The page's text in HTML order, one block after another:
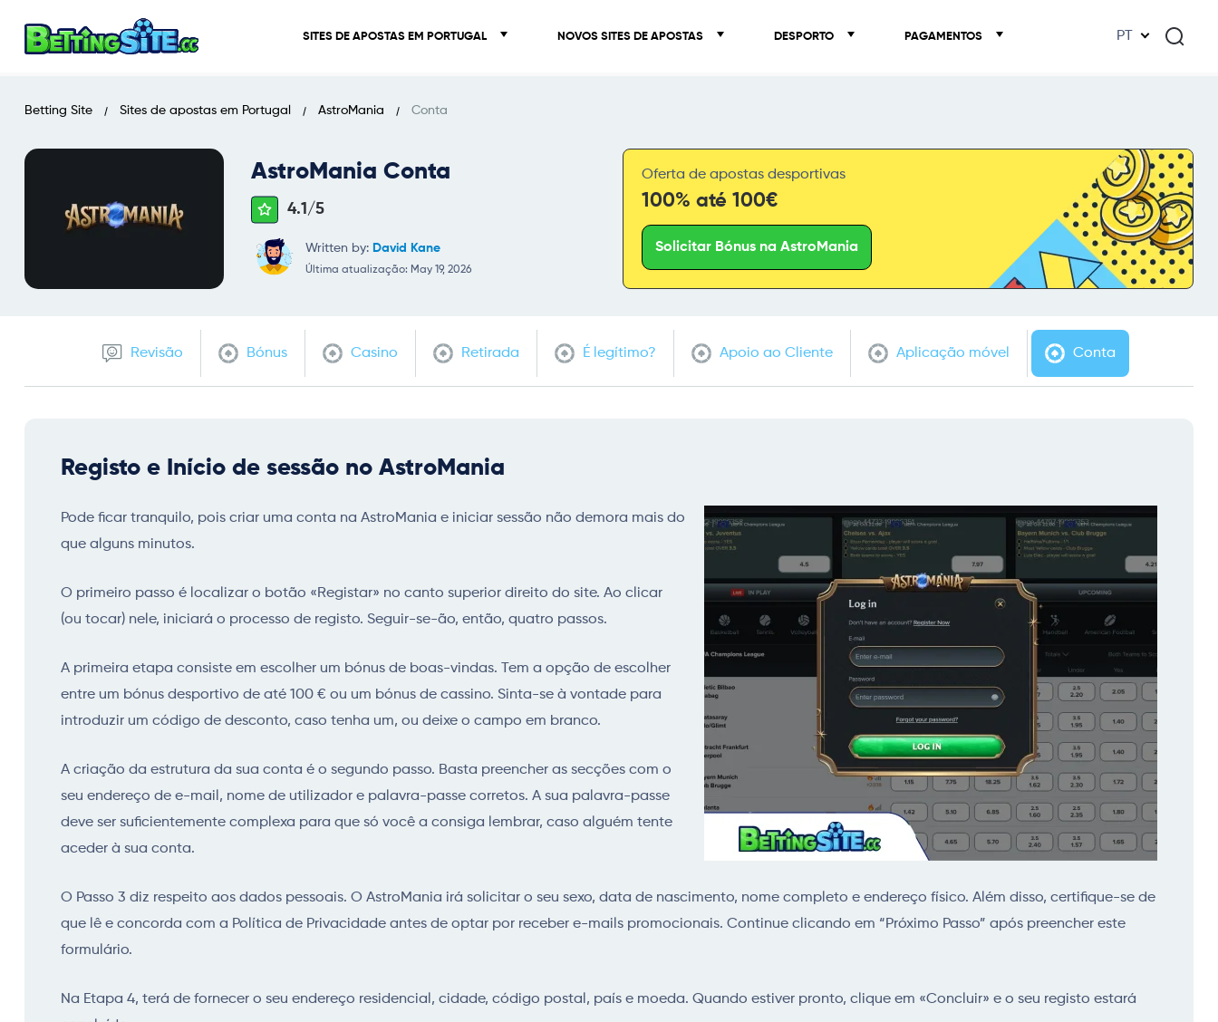
PT
SITES DE APOSTAS EM PORTUGAL NOVOS SITES DE APOSTAS DESPORTO PAGAMENTOS
Betting Site Sites de apostas em Portugal AstroMania Conta
AstroMania Conta
4.1/5
Written by: David Kane
Última atualização: May 19, 2026
Oferta de apostas desportivas
100% até 100€
Solicitar Bónus na AstroMania
Revisão Bónus Casino Retirada É legítimo? Apoio ao Cliente Aplicação móvel Conta
Registo e Início de sessão no AstroMania
Pode ficar tranquilo, pois criar uma conta na AstroMania e iniciar sessão não demora mais do
que alguns minutos.
O primeiro passo é localizar o botão «Registar» no canto superior direito do site. Ao clicar
(ou tocar) nele, iniciará o processo de registo. Seguir-se-ão, então, quatro passos.
A primeira etapa consiste em escolher um bónus de boas-vindas. Tem a opção de escolher
entre um bónus desportivo de até 100 € ou um bónus de cassino. Sinta-se à vontade para
introduzir um código de desconto, caso tenha um, ou deixe o campo em branco.
A criação da estrutura da sua conta é o segundo passo. Basta preencher as secções com o
seu endereço de e-mail, nome de utilizador e palavra-passe corretos. A sua palavra-passe
deve ser suficientemente complexa para que só você a consiga lembrar, caso alguém tente
aceder à sua conta.
O Passo 3 diz respeito aos dados pessoais. O AstroMania irá solicitar o seu sexo, data de nascimento, nome completo e endereço físico. Além disso, certifique-se de
que lê e concorda com a Política de Privacidade antes de optar por receber e-mails promocionais. Continue clicando em “Próximo Passo” após preencher este
formulário.
Na Etapa 4, terá de fornecer o seu endereço residencial, cidade, código postal, país e moeda. Quando estiver pronto, clique em «Concluir» e o seu registo estará